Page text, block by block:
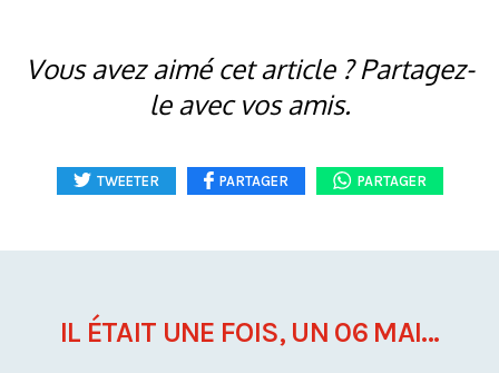
Vous avez aimé cet article ? Partagez-
le avec vos amis.
TWEETER PARTAGER PARTAGER
IL ÉTAIT UNE FOIS, UN 06 MAI...